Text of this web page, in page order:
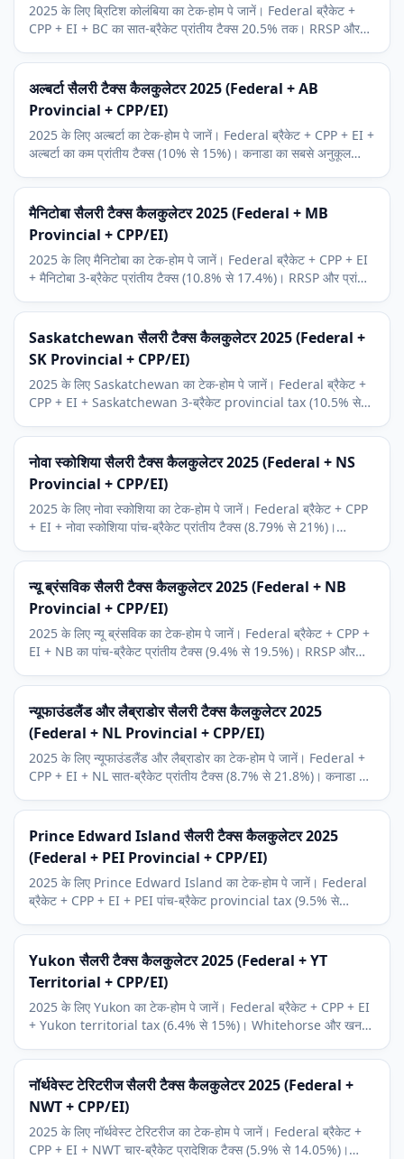
2025 के लिए ब्रिटिश कोलंबिया का टेक-होम पे जानें। Federal ब्रैकेट +
CPP + EI + BC का सात-ब्रैकेट प्रांतीय टैक्स 20.5% तक। RRSP और
अल्बर्टा सैलरी टैक्स कैलकुलेटर 2025 (Federal + AB
Provincial + CPP/EI)
2025 के लिए अल्बर्टा का टेक-होम पे जानें। Federal ब्रैकेट + CPP + EI +
अल्बर्टा का कम प्रांतीय टैक्स (10% से 15%)। कनाडा का सबसे अनुकूल
मैनिटोबा सैलरी टैक्स कैलकुलेटर 2025 (Federal + MB
Provincial + CPP/EI)
2025 के लिए मैनिटोबा का टेक-होम पे जानें। Federal ब्रैकेट + CPP + EI
+ मैनिटोबा 3-ब्रैकेट प्रांतीय टैक्स (10.8% से 17.4%)। RRSP और प्रांतीय
Saskatchewan सैलरी टैक्स कैलकुलेटर 2025 (Federal +
SK Provincial + CPP/EI)
2025 के लिए Saskatchewan का टेक-होम पे जानें। Federal ब्रैकेट +
CPP + EI + Saskatchewan 3-ब्रैकेट provincial tax (10.5% से
नोवा स्कोशिया सैलरी टैक्स कैलकुलेटर 2025 (Federal + NS
Provincial + CPP/EI)
2025 के लिए नोवा स्कोशिया का टेक-होम पे जानें। Federal ब्रैकेट + CPP
+ EI + नोवा स्कोशिया पांच-ब्रैकेट प्रांतीय टैक्स (8.79% से 21%)।
न्यू ब्रंसविक सैलरी टैक्स कैलकुलेटर 2025 (Federal + NB
Provincial + CPP/EI)
2025 के लिए न्यू ब्रंसविक का टेक-होम पे जानें। Federal ब्रैकेट + CPP +
EI + NB का पांच-ब्रैकेट प्रांतीय टैक्स (9.4% से 19.5%)। RRSP और
न्यूफाउंडलैंड और लैब्राडोर सैलरी टैक्स कैलकुलेटर 2025
(Federal + NL Provincial + CPP/EI)
2025 के लिए न्यूफाउंडलैंड और लैब्राडोर का टेक-होम पे जानें। Federal +
CPP + EI + NL सात-ब्रैकेट प्रांतीय टैक्स (8.7% से 21.8%)। कनाडा की
Prince Edward Island सैलरी टैक्स कैलकुलेटर 2025
(Federal + PEI Provincial + CPP/EI)
2025 के लिए Prince Edward Island का टेक-होम पे जानें। Federal
ब्रैकेट + CPP + EI + PEI पांच-ब्रैकेट provincial tax (9.5% से
Yukon सैलरी टैक्स कैलकुलेटर 2025 (Federal + YT
Territorial + CPP/EI)
2025 के लिए Yukon का टेक-होम पे जानें। Federal ब्रैकेट + CPP + EI
+ Yukon territorial tax (6.4% से 15%)। Whitehorse और खनन
नॉर्थवेस्ट टेरिटरीज सैलरी टैक्स कैलकुलेटर 2025 (Federal +
NWT + CPP/EI)
2025 के लिए नॉर्थवेस्ट टेरिटरीज का टेक-होम पे जानें। Federal ब्रैकेट +
CPP + EI + NWT चार-ब्रैकेट प्रादेशिक टैक्स (5.9% से 14.05%)।